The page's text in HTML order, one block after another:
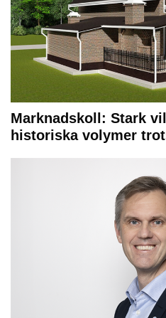
Marknadskoll: Stark
historiska volymer